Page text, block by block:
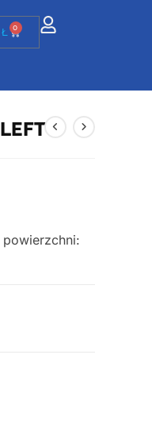
0
powierzchni: